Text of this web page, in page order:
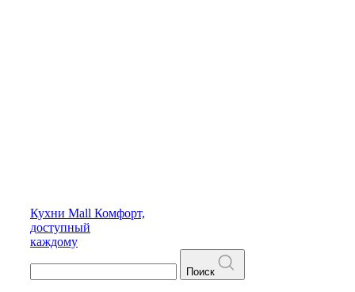
Кухни Mall Комфорт,
доступный
каждому
Поиск